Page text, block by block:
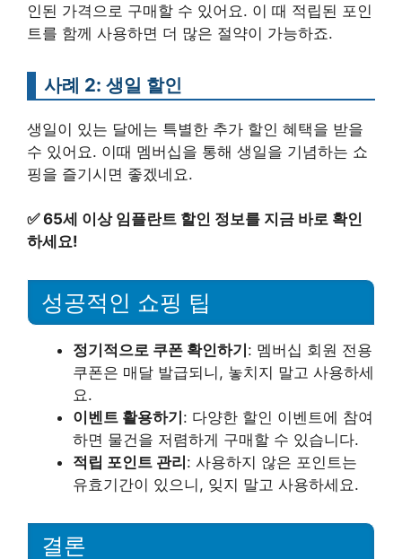
인된 가격으로 구매할 수 있어요. 이 때 적립된 포인
트를 함께 사용하면 더 많은 절약이 가능하죠.
사례 2: 생일 할인
생일이 있는 달에는 특별한 추가 할인 혜택을 받을
수 있어요. 이때 멤버십을 통해 생일을 기념하는 쇼
핑을 즐기시면 좋겠네요.
✅65세 이상 임플란트 할인 정보를 지금 바로 확인
하세요!
성공적인 쇼핑 팁
정기적으로 쿠폰 확인하기 : 멤버십 회원 전용
쿠폰은 매달 발급되니, 놓치지 말고 사용하세
요.
이벤트 활용하기 : 다양한 할인 이벤트에 참여
하면 물건을 저렴하게 구매할 수 있습니다.
적립 포인트 관리 : 사용하지 않은 포인트는
유효기간이 있으니, 잊지 말고 사용하세요.
결론